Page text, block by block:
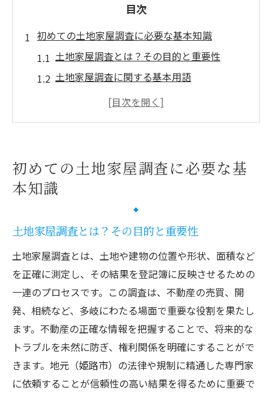
目次
初めての土地家屋調査に必要な基本知識
土地家屋調査とは？その目的と重要性
土地家屋調査に関する基本用語
調査を依頼する前に知っておきたい基礎知
ド
初めての調査でも安心！基礎知識のまとめ
土地家屋調査が不動産価値に与える影響
正確な土地家屋調査がもたらすメリット
不動産取引時における調査の重要性
土地家屋調査で資産価値を最大化する方法
調査結果が不動産評価に及ぼす影響
不動産投資における調査の役割
現地調査で押さえておきたいポイント
現地調査の準備と必要な書類
実際の調査現場でのチェックポイント
初めての土地家屋調査に必要な基
本知識
土地家屋調査とは？その目的と重要性
土地家屋調査とは、土地や建物の位置や形状、面積など
を正確に測定し、その結果を登記簿に反映させるための
一連のプロセスです。この調査は、不動産の売買、開
発、相続など、多岐にわたる場面で重要な役割を果たし
ます。不動産の正確な情報を把握することで、将来的な
トラブルを未然に防ぎ、権利関係を明確にすることがで
きます。地元（姫路市）の法律や規制に精通した専門家
に依頼することが信頼性の高い結果を得るために重要で